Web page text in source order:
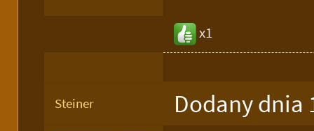
x1
Steiner Dodany dnia